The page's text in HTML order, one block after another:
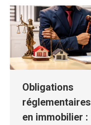
Obligations
réglementaires
en immobilier :